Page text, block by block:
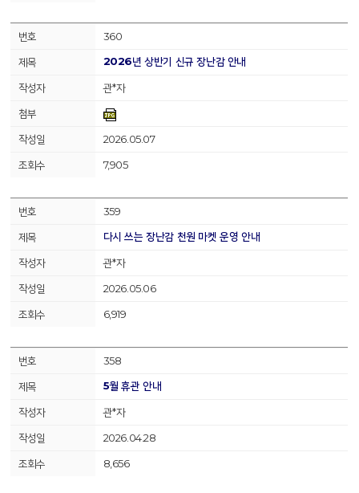
360
2026년 상반기 신규 장난감 안내
관*자
2026.05.07
7,905
359
다시 쓰는 장난감 천원 마켓 운영 안내
관*자
2026.05.06
6,919
358
5월 휴관 안내
관*자
2026.04.28
8,656